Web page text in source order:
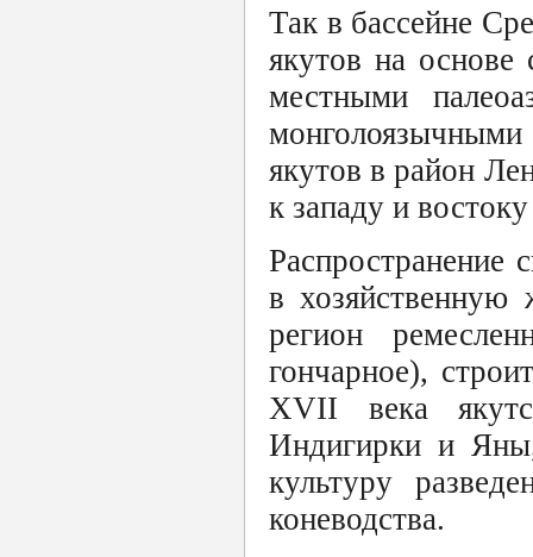
Так в бассейне
якутов на
местными
якутов в район
к западу и
Распространение
в хозяйственную
регион
гончарное),
XVII века
Индигирки и
культуру
коневодства.